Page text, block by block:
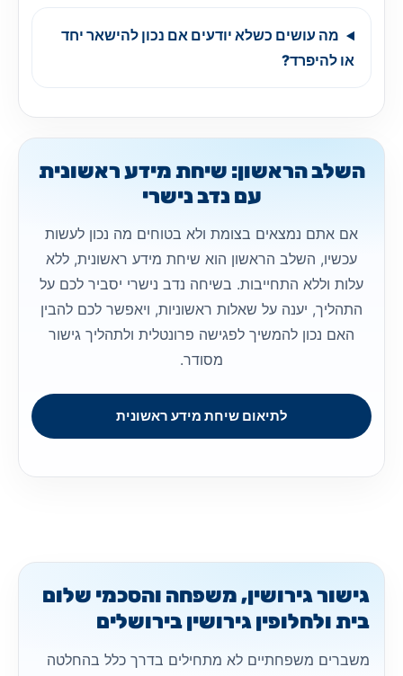
מה עושים כשלא יודעים אם נכון להישאר יחד
או להיפרד?
השלב הראשון: שיחת מידע ראשונית
עם נדב נישרי
אם אתם נמצאים בצומת ולא בטוחים מה נכון לעשות
עכשיו, השלב הראשון הוא שיחת מידע ראשונית, ללא
עלות וללא התחייבות. בשיחה נדב נישרי יסביר לכם על
התהליך, יענה על שאלות ראשוניות, ויאפשר לכם להבין
האם נכון להמשיך לפגישה פרונטלית ולתהליך גישור
מסודר.
לתיאום שיחת מידע ראשונית
גישור גירושין, משפחה והסכמי שלום
בית ולחלופין גירושין בירושלים
משברים משפחתיים לא מתחילים בדרך כלל בהחלטה